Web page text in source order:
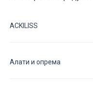
ACKILISS
Aлати и опрема